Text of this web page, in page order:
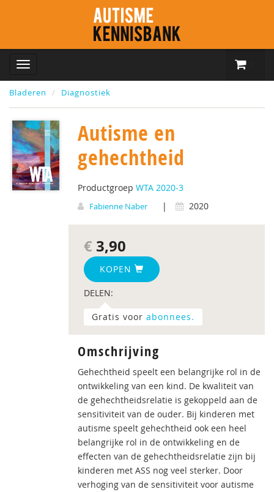
Bladeren Diagnostiek
Autisme en
gehechtheid
Productgroep WTA 2020-3
Fabienne Naber | 2020
€ 3,90
KOPEN
DELEN:
Gratis voor abonnees.
Omschrijving
Gehechtheid speelt een belangrijke rol in de
ontwikkeling van een kind. De kwaliteit van
de gehechtheidsrelatie is gekoppeld aan de
sensitiviteit van de ouder. Bij kinderen met
autisme speelt gehechtheid ook een heel
belangrijke rol in de ontwikkeling en de
effecten van de gehechtheidsrelatie zijn bij
kinderen met ASS nog veel sterker. Door
verhoging van de sensitiviteit voor autisme